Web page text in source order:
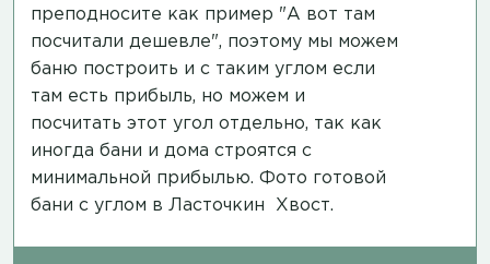
преподносите как пример "А вот там
посчитали дешевле", поэтому мы можем
баню построить и с таким углом если
там есть прибыль, но можем и
посчитать этот угол отдельно, так как
иногда бани и дома строятся с
минимальной прибылью. Фото готовой
бани с углом в Ласточкин Хвост.